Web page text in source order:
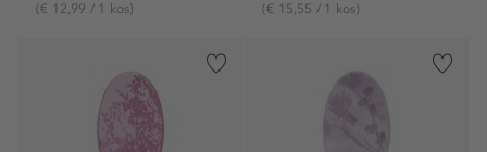
(€ 12,99 / 1 kos) (€ 15,55 / 1 kos)